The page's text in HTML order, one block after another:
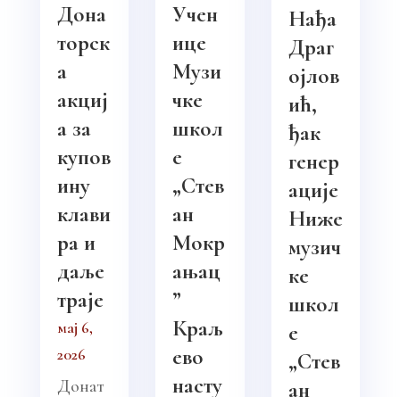
Дона
торск
а
акциј
а за
купов
ину
клави
ра и
даље
траје
мај 6,
2026
Донат
Учен
ице
Музи
чке
школ
е
„Стев
ан
Мокр
ањац
”
Краљ
ево
насту
Нађа
Драг
ојлов
ић,
ђак
генер
ације
Ниже
музич
ке
школ
е
„Стев
ан